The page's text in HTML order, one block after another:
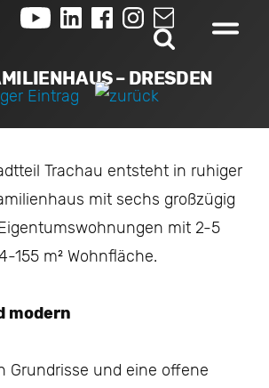
– DRESDEN
Trachau entsteht in ruhiger
mit sechs großzügig
mit 2-5
155 m² Wohnfläche.
modern
Grundrisse und eine offene